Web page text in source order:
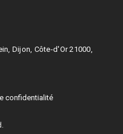
Dijon, Côte-d'Or 21000,
confidentialité